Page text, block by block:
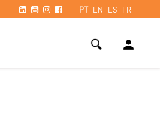
PT EN ES FR
person